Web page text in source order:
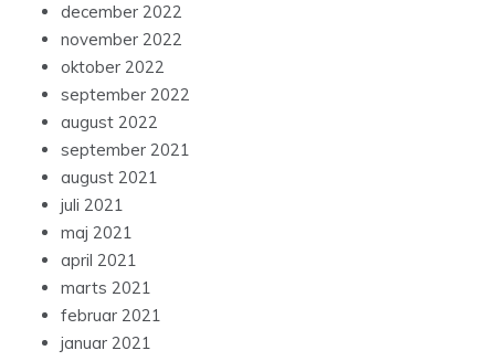
december 2022
november 2022
oktober 2022
september 2022
august 2022
september 2021
august 2021
juli 2021
maj 2021
april 2021
marts 2021
februar 2021
januar 2021